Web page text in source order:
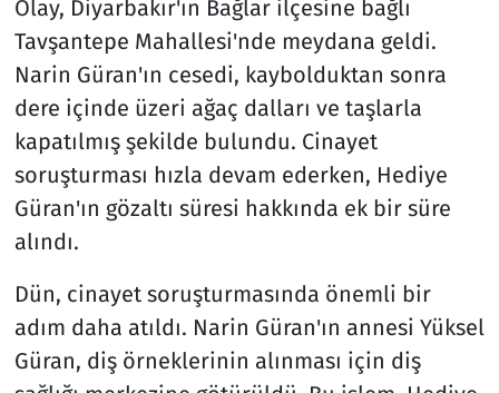
Olay, Diyarbakır'ın Bağlar ilçesine bağlı
Tavşantepe Mahallesi'nde meydana geldi.
Narin Güran'ın cesedi, kaybolduktan sonra
dere içinde üzeri ağaç dalları ve taşlarla
kapatılmış şekilde bulundu. Cinayet
soruşturması hızla devam ederken, Hediye
Güran'ın gözaltı süresi hakkında ek bir süre
alındı.
Dün, cinayet soruşturmasında önemli bir
adım daha atıldı. Narin Güran'ın annesi Yüksel
Güran, diş örneklerinin alınması için diş